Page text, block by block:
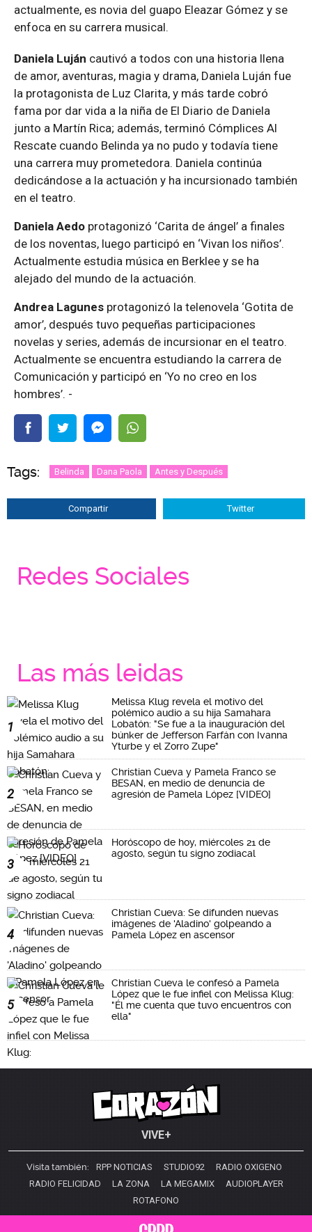
actualmente, es novia del guapo Eleazar Gómez y se
enfoca en su carrera musical.
Daniela Luján cautivó a todos con una historia llena
de amor, aventuras, magia y drama, Daniela Luján fue
la protagonista de Luz Clarita, y más tarde cobró
fama por dar vida a la niña de El Diario de Daniela
junto a Martín Rica; además, terminó Cómplices Al
Rescate cuando Belinda ya no pudo y todavía tiene
una carrera muy prometedora. Daniela continúa
dedicándose a la actuación y ha incursionado también
en el teatro.
Daniela Aedo protagonizó ‘Carita de ángel’ a finales
de los noventas, luego participó en ‘Vivan los niños’.
Actualmente estudia música en Berklee y se ha
alejado del mundo de la actuación.
Andrea Lagunes protagonizó la telenovela ‘Gotita de
amor’, después tuvo pequeñas participaciones
novelas y series, además de incursionar en el teatro.
Actualmente se encuentra estudiando la carrera de
Comunicación y participó en ‘Yo no creo en los
hombres’. -
Tags: Belinda Dana Paola Antes y Después
Compartir Twitter
Redes Sociales
Las más leidas
1
Melissa Klug revela el motivo del
polémico audio a su hija Samahara
Lobatón: "Se fue a la inauguración del
búnker de Jefferson Farfán con Ivanna
Yturbe y el Zorro Zupe"
2
Christian Cueva y Pamela Franco se
BESAN, en medio de denuncia de
agresión de Pamela López [VIDEO]
3
Horóscopo de hoy, miércoles 21 de
agosto, según tu signo zodiacal
4
Christian Cueva: Se difunden nuevas
imágenes de 'Aladino' golpeando a
Pamela López en ascensor
5
Christian Cueva le confesó a Pamela
López que le fue infiel con Melissa Klug:
"Él me cuenta que tuvo encuentros con
ella"
VIVE+
Visita también: RPP NOTICIAS STUDIO92
RADIO OXIGENO
RADIO FELICIDAD
LA ZONA LA MEGAMIX
AUDIOPLAYER
ROTAFONO